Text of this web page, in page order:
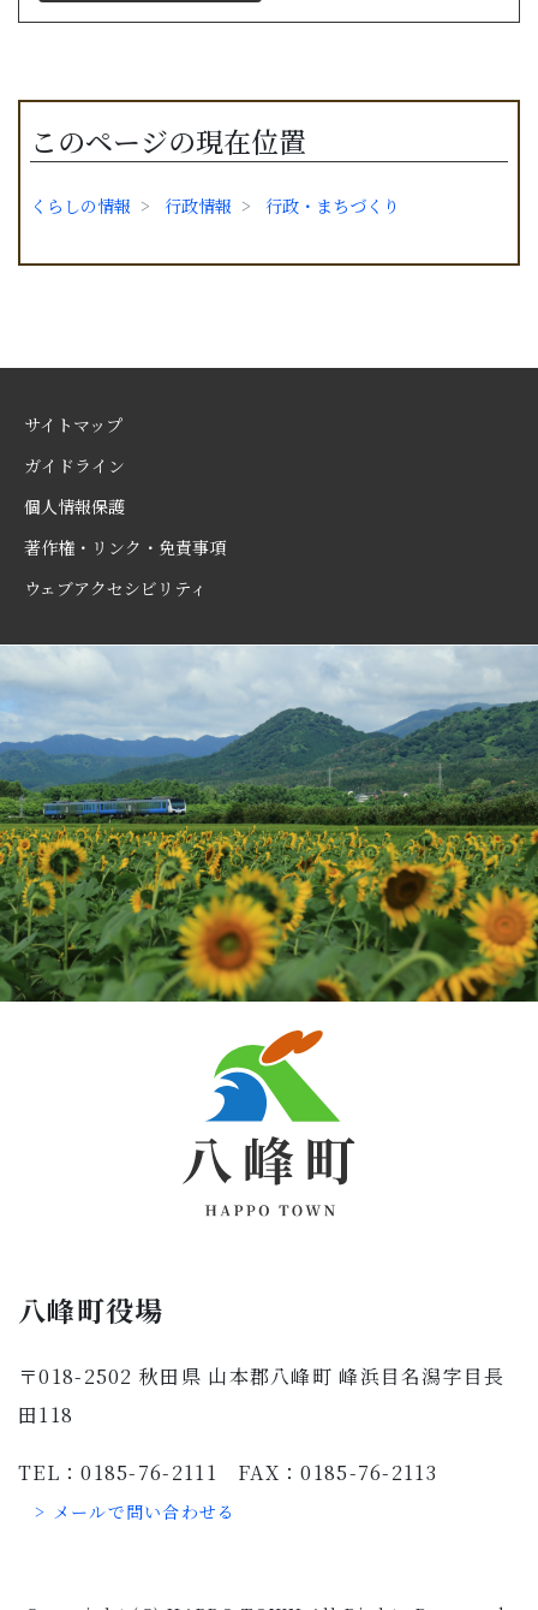
このページの現在位置
くらしの情報 行政情報 行政・まちづくり
サイトマップ
ガイドライン
個人情報保護
著作権・リンク・免責事項
ウェブアクセシビリティ
八峰町役場
〒018-2502 秋田県 山本郡八峰町 峰浜目名潟字目長
田118
TEL：0185-76-2111 FAX：0185-76-2113
> メールで問い合わせる